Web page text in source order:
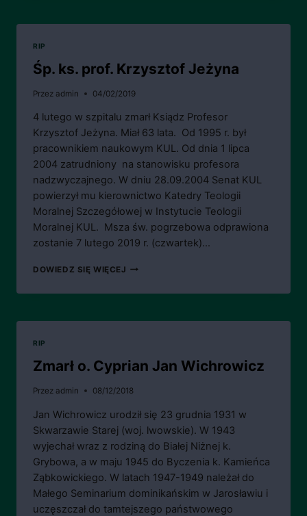
RIP
Śp. ks. prof. Krzysztof Jeżyna
Przez admin 04/02/2019
4 lutego w szpitalu zmarł Ksiądz Profesor
Krzysztof Jeżyna. Miał 63 lata. Od 1995 r. był
pracownikiem naukowym KUL. Od dnia 1 lipca
2004 zatrudniony na stanowisku profesora
nadzwyczajnego. W dniu 28.09.2004 Senat KUL
powierzył mu kierownictwo Katedry Teologii
Moralnej Szczegółowej w Instytucie Teologii
Moralnej KUL. Msza św. pogrzebowa odprawiona
zostanie 7 lutego 2019 r. (czwartek)…
DOWIEDZ SIĘ WIĘCEJ ŚP.
PROF.
RIP
Zmarł o. Cyprian Jan Wichrowicz
Przez admin 08/12/2018
Jan Wichrowicz urodził się 23 grudnia 1931 w
Skwarzawie Starej (woj. lwowskie). W 1943
wyjechał wraz z rodziną do Białej Niżnej k.
Grybowa, a w maju 1945 do Byczenia k. Kamieńca
Ząbkowickiego. W latach 1947-1949 należał do
Małego Seminarium dominikańskim w Jarosławiu i
uczęszczał do tamtejszego państwowego